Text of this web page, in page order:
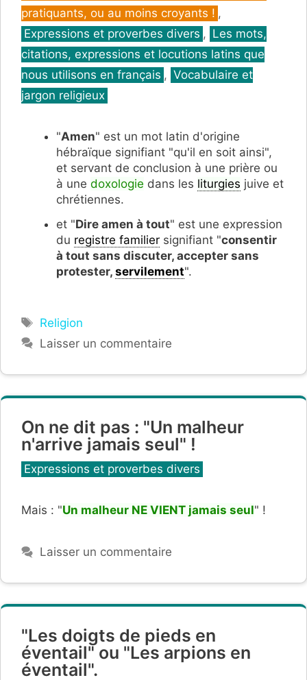
pratiquants, ou au moins croyants ! ,
Expressions et proverbes divers , Les mots,
citations, expressions et locutions latins que
nous utilisons en français , Vocabulaire et
jargon religieux
"Amen" est un mot latin d'origine
hébraïque signifiant "qu'il en soit ainsi",
et servant de conclusion à une prière ou
à une doxologie dans les liturgies juive et
chrétiennes.
et "Dire amen à tout" est une expression
du registre familier signifiant "consentir
à tout sans discuter, accepter sans
protester, servilement".
Étiquettes
Religion
Laisser un commentaire
On ne dit pas : "Un malheur
n'arrive jamais seul" !
Catégories
Expressions et proverbes divers
Mais : "Un malheur NE VIENT jamais seul" !
Laisser un commentaire
"Les doigts de pieds en
éventail" ou "Les arpions en
éventail".